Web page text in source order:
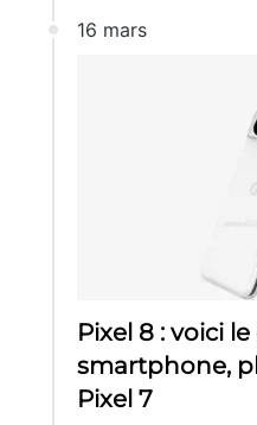
16 mars
Pixel 8 : voici
smartphone,
Pixel 7